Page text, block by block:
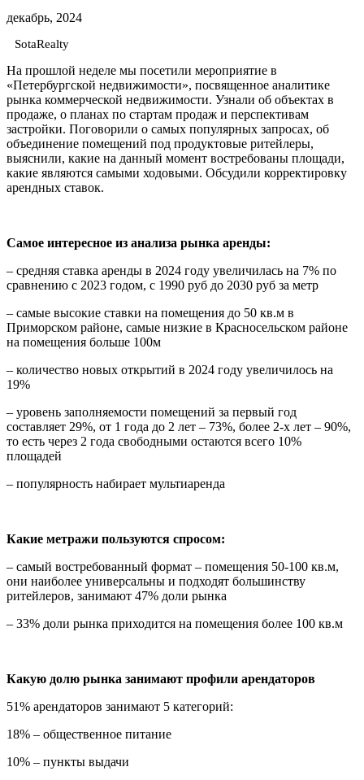
декабрь, 2024
SotaRealty
На прошлой неделе мы посетили мероприятие в
«Петербургской недвижимости», посвященное аналитике
рынка коммерческой недвижимости. Узнали об объектах в
продаже, о планах по стартам продаж и перспективам
застройки. Поговорили о самых популярных запросах, об
объединение помещений под продуктовые ритейлеры,
выяснили, какие на данный момент востребованы площади,
какие являются самыми ходовыми. Обсудили корректировку
арендных ставок.
Самое интересное из анализа рынка аренды:
– средняя ставка аренды в 2024 году увеличилась на 7% по
сравнению с 2023 годом, с 1990 руб до 2030 руб за метр
– самые высокие ставки на помещения до 50 кв.м в
Приморском районе, самые низкие в Красносельском районе
на помещения больше 100м
– количество новых открытий в 2024 году увеличилось на
19%
– уровень заполняемости помещений за первый год
составляет 29%, от 1 года до 2 лет – 73%, более 2-х лет – 90%,
то есть через 2 года свободными остаются всего 10%
площадей
– популярность набирает мультиаренда
Какие метражи пользуются спросом:
– самый востребованный формат – помещения 50-100 кв.м,
они наиболее универсальны и подходят большинству
ритейлеров, занимают 47% доли рынка
– 33% доли рынка приходится на помещения более 100 кв.м
Какую долю рынка занимают профили арендаторов
51% арендаторов занимают 5 категорий:
18% – общественное питание
10% – пункты выдачи